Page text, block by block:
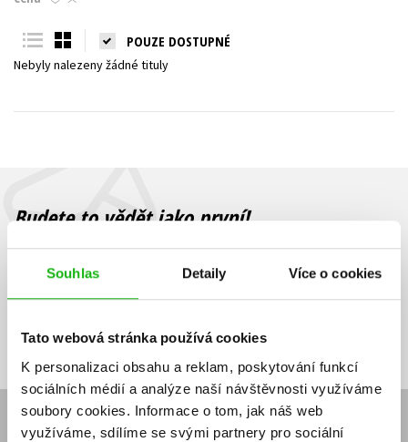
Souhlas Detaily Více o cookies
Tato webová stránka používá cookies
K personalizaci obsahu a reklam, poskytování funkcí
sociálních médií a analýze naší návštěvnosti využíváme
soubory cookies. Informace o tom, jak náš web
využíváme, sdílíme se svými partnery pro sociální
Young adult (SK)
Všechny tituly
POUZE DOSTUPNÉ
Nebyly nalezeny žádné tituly
Budete to vědět jako první!
Zajímá Vás, jaký knižní hit právě vychází, na jaké zboží je výhodná
sleva, jaká běží soutěž o ceny? Přihlášením k odběru našich e-
souhlasíte se zpracováním osobních údajů
mailová
adresa
mailová
adresa
Vaše e-mailová adresa Přihlásit se
E-SHOP